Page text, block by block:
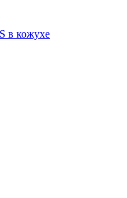
в кожухе